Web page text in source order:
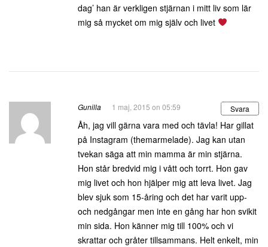
dag’ han är verkligen stjärnan i mitt liv som lär
mig så mycket om mig själv och livet
Gunilla 1 maj, 2015 on 05:59 Svara
Åh, jag vill gärna vara med och tävla! Har gillat
på Instagram (themarmelade). Jag kan utan
tvekan säga att min mamma är min stjärna.
Hon står bredvid mig i vått och torrt. Hon gav
mig livet och hon hjälper mig att leva livet. Jag
blev sjuk som 15-åring och det har varit upp-
och nedgångar men inte en gång har hon svikit
min sida. Hon känner mig till 100% och vi
skrattar och gråter tillsammans. Helt enkelt, min